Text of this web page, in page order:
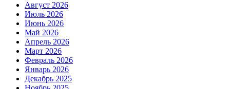
Август 2026
Июль 2026
Июнь 2026
Май 2026
Апрель 2026
Март 2026
Февраль 2026
Январь 2026
Декабрь 2025